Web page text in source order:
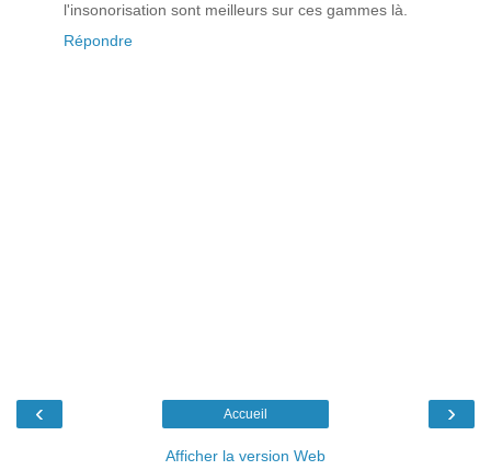
l'insonorisation sont meilleurs sur ces gammes là.
Répondre
‹ ›
Accueil
Afficher la version Web